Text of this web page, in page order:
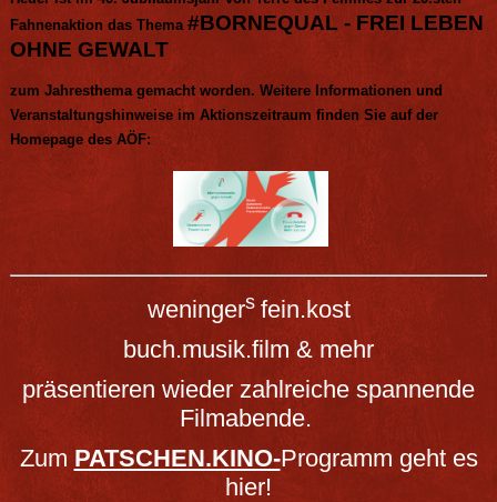
Fahnenaktion das Thema#BORNEQUAL - FREI LEBEN
OHNE GEWALT
zum Jahresthema gemacht worden.Weitere Informationen und
Veranstaltungshinweise im Aktionszeitraum finden Sie auf der
Homepage des AÖF:
weningers fein.kost
buch.musik.film & mehr
präsentieren wieder zahlreiche spannende
Filmabende.
Zum PATSCHEN.KINO-Programm geht es
hier!